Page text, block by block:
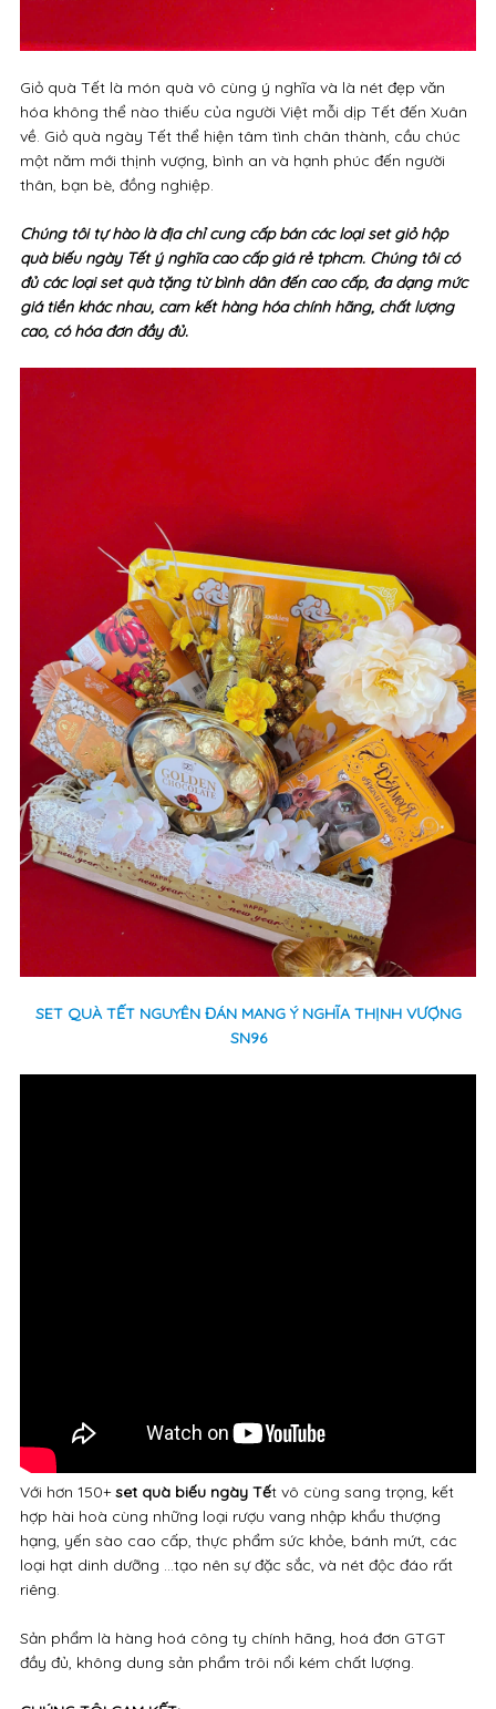
Giỏ quà Tết là món quà vô cùng ý nghĩa và là nét đẹp văn
hóa không thể nào thiếu của người Việt mỗi dịp Tết đến Xuân
về. Giỏ quà ngày Tết thể hiện tâm tình chân thành, cầu chúc
một năm mới thịnh vượng, bình an và hạnh phúc đến người
thân, bạn bè, đồng nghiệp.
Chúng tôi tự hào là địa chỉ cung cấp bán các loại set giỏ hộp
quà biếu ngày Tết ý nghĩa cao cấp giá rẻ tphcm. Chúng tôi có
đủ các loại set quà tặng từ bình dân đến cao cấp, đa dạng mức
giá tiền khác nhau, cam kết hàng hóa chính hãng, chất lượng
cao, có hóa đơn đầy đủ.
SET QUÀ TẾT NGUYÊN ĐÁN MANG Ý NGHĨA THỊNH VƯỢNG
SN96
Với hơn 150+set quà biếu ngày Tết vô cùng sang trọng, kết
hợp hài hoà cùng những loại rượu vang nhập khẩu thượng
hạng, yến sào cao cấp, thực phẩm sức khỏe, bánh mứt, các
loại hạt dinh dưỡng ...tạo nên sự đặc sắc, và nét độc đáo rất
riêng.
Sản phẩm là hàng hoá công ty chính hãng, hoá đơn GTGT
đầy đủ, không dung sản phẩm trôi nổi kém chất lượng.